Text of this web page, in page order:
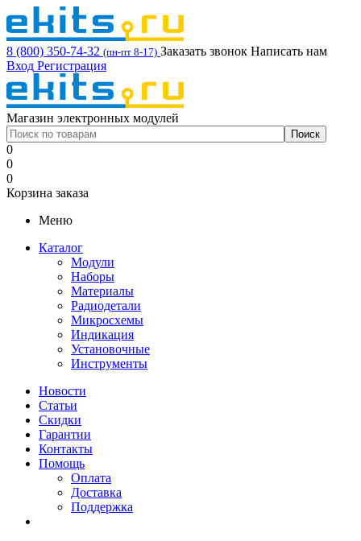
8 (800) 350-74-32 (пн-пт 8-17) Заказать звонок Написать нам
Вход Регистрация
Магазин электронных модулей
0
0
0
Корзина заказа
Меню
Каталог
Модули
Наборы
Материалы
Радиодетали
Микросхемы
Индикация
Установочные
Инструменты
Новости
Статьи
Скидки
Гарантии
Контакты
Помощь
Оплата
Доставка
Поддержка